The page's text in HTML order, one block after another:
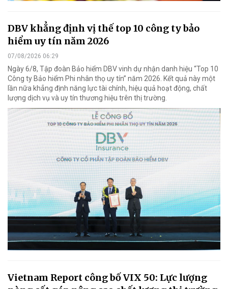
DBV khẳng định vị thế top 10 công ty bảo
hiểm uy tín năm 2026
07/08/2026 06:29
Ngày 6/8, Tập đoàn Bảo hiểm DBV vinh dự nhận danh hiệu “Top 10
Công ty Bảo hiểm Phi nhân thọ uy tín” năm 2026. Kết quả này một
lần nữa khẳng định năng lực tài chính, hiệu quả hoạt động, chất
lượng dịch vụ và uy tín thương hiệu trên thị trường.
Vietnam Report công bố VIX 50: Lực lượng